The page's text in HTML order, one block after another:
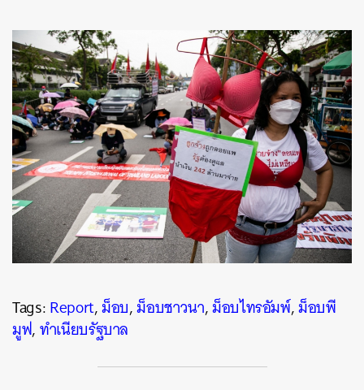
Tags:Report,ม็อบ,ม็อบชาวนา,ม็อบไทรอัมพ์,ม็อบพี
มูฟ,ทำเนียบรัฐบาล
ค้นหา
SHARE TWEET LINE EMAIL